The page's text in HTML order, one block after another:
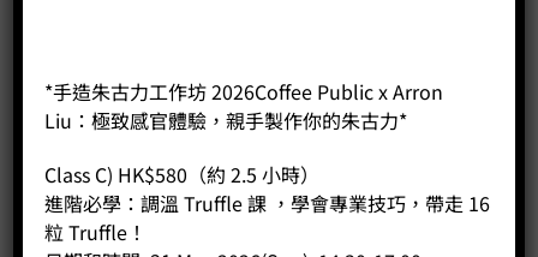
*手造朱古力工作坊 2026Coffee Public x Arron
Liu：極致感官體驗，親手製作你的朱古力*
Class C) HK$580（約 2.5 小時）
進階必學：調溫 Truffle 課 ，學會專業技巧，帶走 16
粒 Truffle！